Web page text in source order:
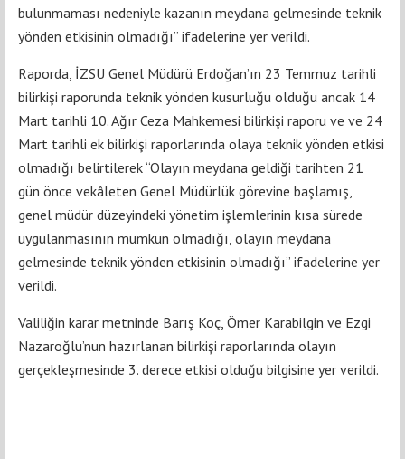
bulunmaması nedeniyle kazanın meydana gelmesinde teknik
yönden etkisinin olmadığı” ifadelerine yer verildi.
Raporda, İZSU Genel Müdürü Erdoğan’ın 23 Temmuz tarihli
bilirkişi raporunda teknik yönden kusurluğu olduğu ancak 14
Mart tarihli 10. Ağır Ceza Mahkemesi bilirkişi raporu ve ve 24
Mart tarihli ek bilirkişi raporlarında olaya teknik yönden etkisi
olmadığı belirtilerek “Olayın meydana geldiği tarihten 21
gün önce vekâleten Genel Müdürlük görevine başlamış,
genel müdür düzeyindeki yönetim işlemlerinin kısa sürede
uygulanmasının mümkün olmadığı, olayın meydana
gelmesinde teknik yönden etkisinin olmadığı” ifadelerine yer
verildi.
Valiliğin karar metninde Barış Koç, Ömer Karabilgin ve Ezgi
Nazaroğlu’nun hazırlanan bilirkişi raporlarında olayın
gerçekleşmesinde 3. derece etkisi olduğu bilgisine yer verildi.